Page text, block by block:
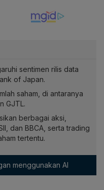
sentimen rilis data
of Japan.
saham, di antaranya
GJTL.
berbagai aksi,
dan BBCA, serta trading
tertentu.
menggunakan AI